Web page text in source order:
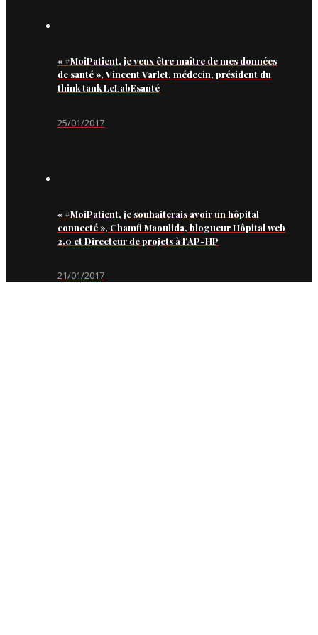
« #MoiPatient, je veux être maître de mes données
de santé », Vincent Varlet, médecin, président du
think tank LeLabEsanté
25/01/2017
« #MoiPatient, je souhaiterais avoir un hôpital
connecté », Chamfi Maoulida, blogueur Hôpital web
2.0 et Directeur de projets à l’AP-HP
21/01/2017